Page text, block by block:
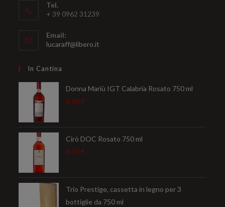
Tel.
+ 39 0962 31239
Email:
lucaraff@libero.it
In Cantina
Donna Mariù IGT Calabria Rosato 750 ml
8,00€
Cirò DOC Rosato 750 ml
6,00€
Trio Prestige, cassetta in legno per 3
bottiglie da 750 ml